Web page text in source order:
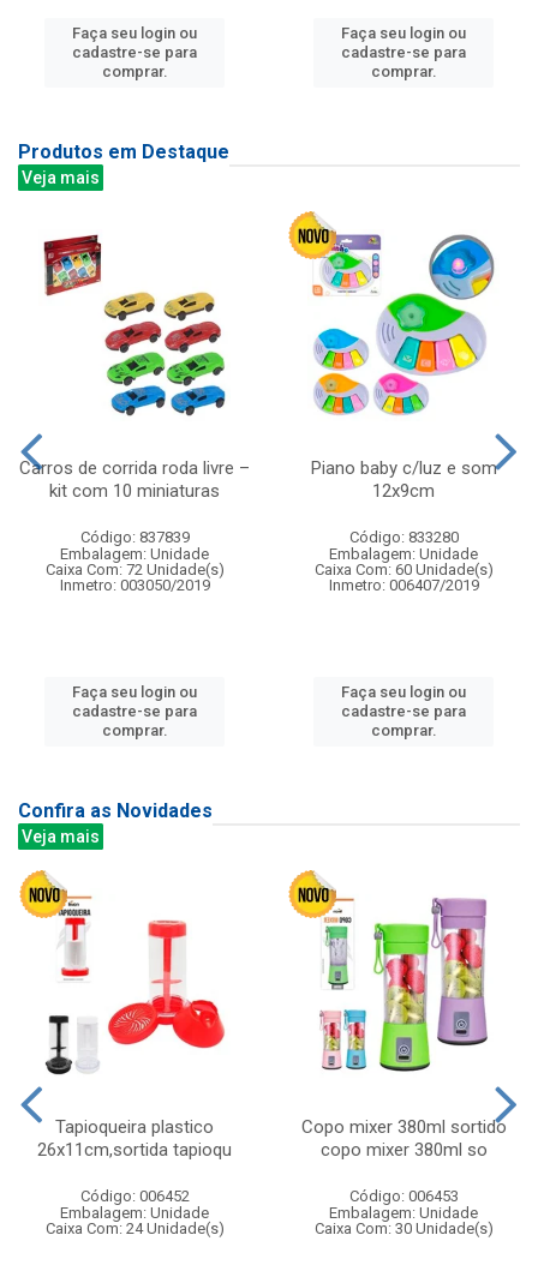
Faça seu login ou
cadastre-se para
comprar.
Faça seu login ou
cadastre-se para
comprar.
Produtos em Destaque
Veja mais
Carros de corrida roda livre –
kit com 10 miniaturas
Código: 837839
Embalagem: Unidade
Caixa Com: 72 Unidade(s)
Inmetro: 003050/2019
Faça seu login ou
cadastre-se para
comprar.
Piano baby c/luz e som
12x9cm
Código: 833280
Embalagem: Unidade
Caixa Com: 60 Unidade(s)
Inmetro: 006407/2019
Faça seu login ou
cadastre-se para
comprar.
Confira as Novidades
Veja mais
Tapioqueira plastico
26x11cm,sortida tapioqu
Código: 006452
Embalagem: Unidade
Caixa Com: 24 Unidade(s)
Copo mixer 380ml sortido
copo mixer 380ml so
Código: 006453
Embalagem: Unidade
Caixa Com: 30 Unidade(s)